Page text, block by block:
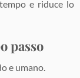
e riduce lo
passo
e umano.